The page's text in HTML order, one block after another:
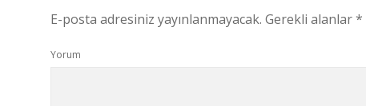
E-posta adresiniz yayınlanmayacak. Gerekli alanlar*
Yorum